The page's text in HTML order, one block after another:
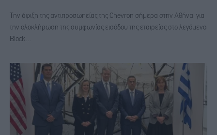
Tην άφιξη της αντιπροσωπείας της Chevron σήμερα στην Αθήνα, για
την ολοκλήρωση της συμφωνίας εισόδου της εταιρείας στο λεγόμενο
Block…